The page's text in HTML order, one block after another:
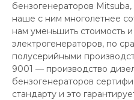
бензогенераторов Mitsuba,
наше с ним многолетнее
нам уменьшить стоимость
электрогенераторов, по
полусерийными
9001 — производство
бензогенераторов
стандарту и это